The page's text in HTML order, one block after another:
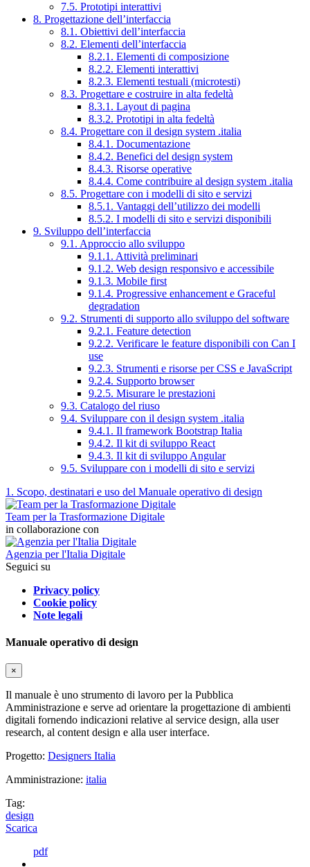
7.5. Prototipi interattivi
8. Progettazione dell’interfaccia
8.1. Obiettivi dell’interfaccia
8.2. Elementi dell’interfaccia
8.2.1. Elementi di composizione
8.2.2. Elementi interattivi
8.2.3. Elementi testuali (microtesti)
8.3. Progettare e costruire in alta fedeltà
8.3.1. Layout di pagina
8.3.2. Prototipi in alta fedeltà
8.4. Progettare con il design system .italia
8.4.1. Documentazione
8.4.2. Benefici del design system
8.4.3. Risorse operative
8.4.4. Come contribuire al design system .italia
8.5. Progettare con i modelli di sito e servizi
8.5.1. Vantaggi dell’utilizzo dei modelli
8.5.2. I modelli di sito e servizi disponibili
9. Sviluppo dell’interfaccia
9.1. Approccio allo sviluppo
9.1.1. Attività preliminari
9.1.2. Web design responsivo e accessibile
9.1.3. Mobile first
9.1.4. Progressive enhancement e Graceful
degradation
9.2. Strumenti di supporto allo sviluppo del software
9.2.1. Feature detection
9.2.2. Verificare le feature disponibili con Can I
use
9.2.3. Strumenti e risorse per CSS e JavaScript
9.2.4. Supporto browser
9.2.5. Misurare le prestazioni
9.3. Catalogo del riuso
9.4. Sviluppare con il design system .italia
9.4.1. Il framework Bootstrap Italia
9.4.2. Il kit di sviluppo React
9.4.3. Il kit di sviluppo Angular
9.5. Sviluppare con i modelli di sito e servizi
1. Scopo, destinatari e uso del Manuale operativo di design
Team per la Trasformazione Digitale
in collaborazione con
Agenzia per l'Italia Digitale
Seguici su
Privacy policy
Cookie policy
Note legali
Manuale operativo di design
×
Il manuale è uno strumento di lavoro per la Pubblica
Amministrazione e serve ad orientare la progettazione di ambienti
digitali fornendo indicazioni relative al service design, alla user
research, al content design e alla user interface.
Progetto: Designers Italia
Amministrazione: italia
Tag:
design
Scarica
pdf